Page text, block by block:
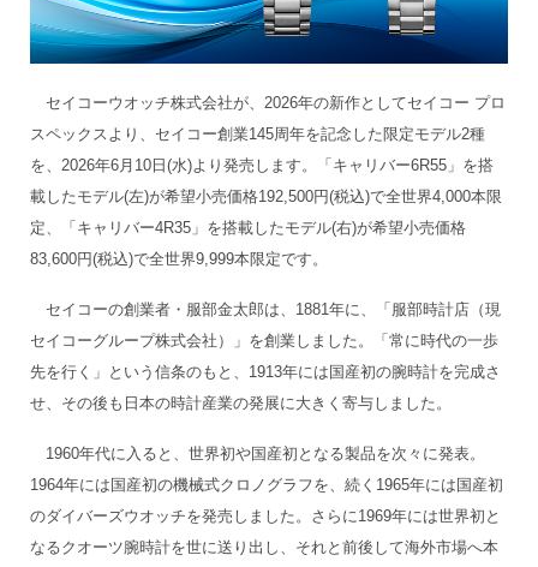
セイコーウオッチ株式会社が、2026年の新作としてセイコー プロ
スペックスより、セイコー創業145周年を記念した限定モデル2種
を、2026年6月10日(水)より発売します。「キャリバー6R55」を搭
載したモデル(左)が希望小売価格192,500円(税込)で全世界4,000本限
定、「キャリバー4R35」を搭載したモデル(右)が希望小売価格
83,600円(税込)で全世界9,999本限定です。
セイコーの創業者・服部金太郎は、1881年に、「服部時計店（現
セイコーグループ株式会社）」を創業しました。「常に時代の一歩
先を行く」という信条のもと、1913年には国産初の腕時計を完成さ
せ、その後も日本の時計産業の発展に大きく寄与しました。
1960年代に入ると、世界初や国産初となる製品を次々に発表。
1964年には国産初の機械式クロノグラフを、続く1965年には国産初
のダイバーズウオッチを発売しました。さらに1969年には世界初と
なるクオーツ腕時計を世に送り出し、それと前後して海外市場へ本